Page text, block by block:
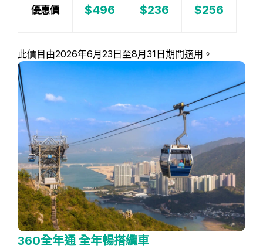
優惠價 $496 $236 $256
此價目由2026年6月23日至8月31日期間適用。
360全年通 全年暢搭纜車